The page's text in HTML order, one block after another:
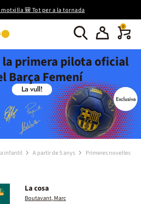
🎒 Tot per a la tornada
0
la primera pilota oficial
Barça Femení
infantil A partir de 5 anys Primeres novel·les
La cosa
Boutavant, Marc